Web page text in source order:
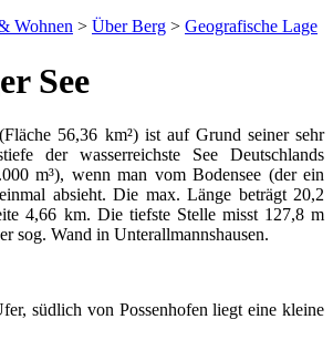
Wohnen > Über Berg > Geografische Lage
See
56,36 km²) ist auf Grund seiner sehr
der wasserreichste See Deutschlands
m³), wenn man vom Bodensee (der ein
absieht. Die max. Länge beträgt 20,2
4,66 km. Die tiefste Stelle misst 127,8 m
sog. Wand in Unterallmannshausen.
südlich von Possenhofen liegt eine kleine